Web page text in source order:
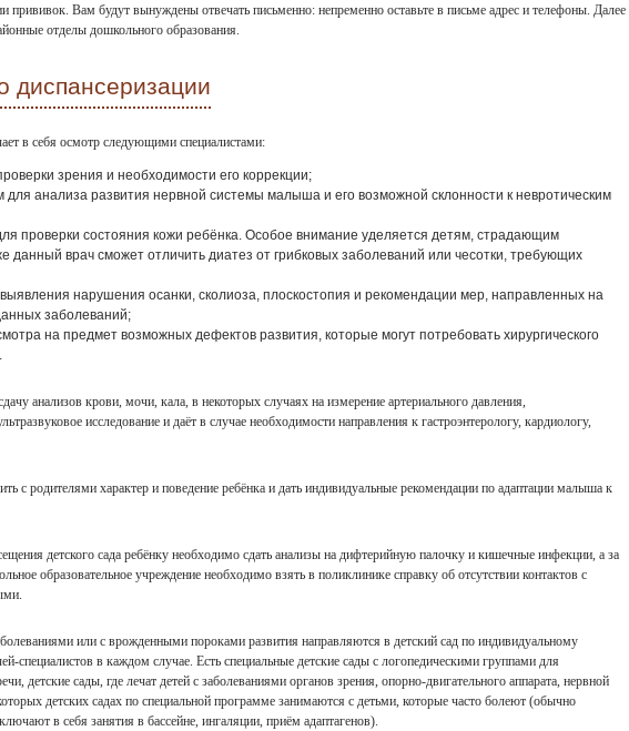
прививок. Вам будут вынуждены отвечать письменно: непременно оставьте в письме адрес и телефоны. Далее
отделы дошкольного образования.
диспансеризации
в себя осмотр следующими специалистами:
зрения и необходимости его коррекции;
для анализа развития нервной системы малыша и его возможной склонности к невротическим
проверки состояния кожи ребёнка. Особое внимание уделяется детям, страдающим
данный врач сможет отличить диатез от грибковых заболеваний или чесотки, требующих
нарушения осанки, сколиоза, плоскостопия и рекомендации мер, направленных на
заболеваний;
на предмет возможных дефектов развития, которые могут потребовать хирургического
анализов крови, мочи, кала, в некоторых случаях на измерение артериального давления,
исследование и даёт в случае необходимости направления к гастроэнтерологу, кардиологу,
с родителями характер и поведение ребёнка и дать индивидуальные рекомендации по адаптации малыша к
детского сада ребёнку необходимо сдать анализы на дифтерийную палочку и кишечные инфекции, а за
образовательное учреждение необходимо взять в поликлинике справку об отсутствии контактов с
или с врожденными пороками развития направляются в детский сад по индивидуальному
специалистов в каждом случае. Есть специальные детские сады с логопедическими группами для
детские сады, где лечат детей с заболеваниями органов зрения, опорно-двигательного аппарата, нервной
детских садах по специальной программе занимаются с детьми, которые часто болеют (обычно
в себя занятия в бассейне, ингаляции, приём адаптагенов).